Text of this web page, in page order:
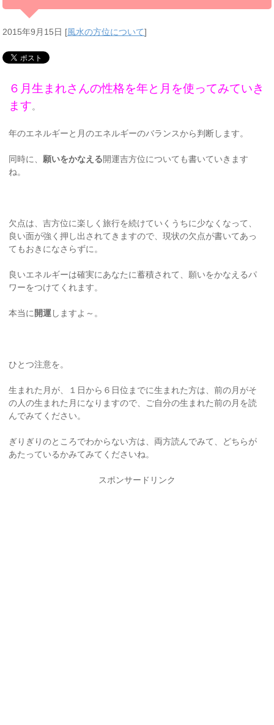
2015年9月15日 [風水の方位について]
６月生まれさんの性格を年と月を使ってみていき
ます。
年のエネルギーと月のエネルギーのバランスから判断します。
同時に、願いをかなえる開運吉方位についても書いていきます
ね。
欠点は、吉方位に楽しく旅行を続けていくうちに少なくなって、
良い面が強く押し出されてきますので、現状の欠点が書いてあっ
てもおきになさらずに。
良いエネルギーは確実にあなたに蓄積されて、願いをかなえるパ
ワーをつけてくれます。
本当に開運しますよ～。
ひとつ注意を。
生まれた月が、１日から６日位までに生まれた方は、前の月がそ
の人の生まれた月になりますので、ご自分の生まれた前の月を読
んでみてください。
ぎりぎりのところでわからない方は、両方読んでみて、どちらが
あたっているかみてみてくださいね。
スポンサードリンク